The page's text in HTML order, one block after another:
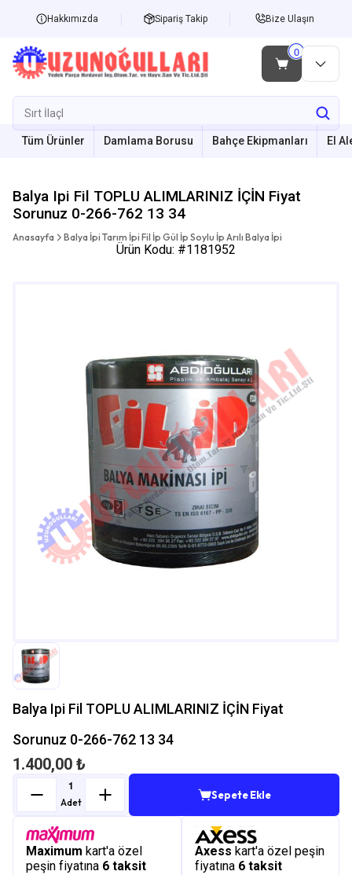
Hakkımızda Sipariş Takip Bize Ulaşın
Tüm Ürünler Damlama Borusu Bahçe Ekipmanları El
Balya Ipi Fil TOPLU ALIMLARINIZ İÇİN Fiyat
Sorunuz 0-266-762 13 34
Anasayfa Balya İpi Tarım İpi Fil İp Gül İp Soylu İp Arılı Balya İpi
Ürün Kodu: #1181952
Balya Ipi Fil TOPLU ALIMLARINIZ İÇİN Fiyat
Sorunuz 0-266-762 13 34
1.400,00 ₺
Adet
Sepete Ekle
Maximum kart'a özel
peşin fiyatına 6 taksit
Axess kart'a özel peşin
fiyatına 6 taksit